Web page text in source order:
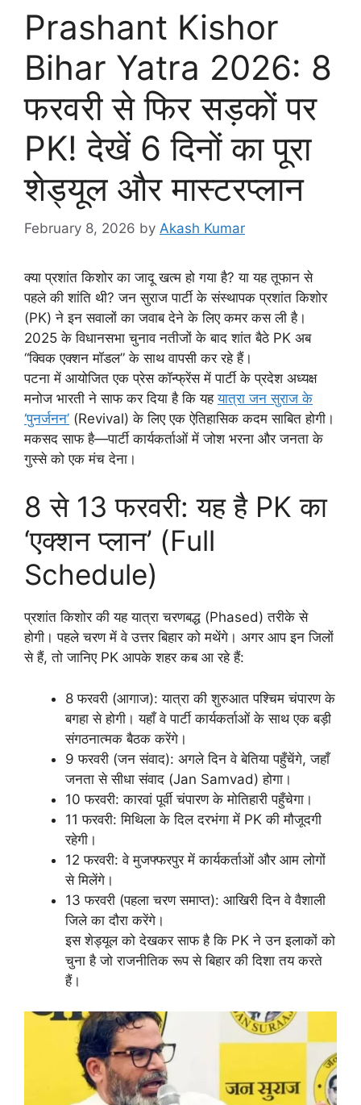
Prashant Kishor
Bihar Yatra 2026: 8
फरवरी से फिर सड़कों पर
PK! देखें 6 दिनों का पूरा
शेड्यूल और मास्टरप्लान
February 8, 2026 by Akash Kumar
क्या प्रशांत किशोर का जादू खत्म हो गया है? या यह तूफान से
पहले की शांति थी? जन सुराज पार्टी के संस्थापक प्रशांत किशोर
(PK) ने इन सवालों का जवाब देने के लिए कमर कस ली है।
2025 के विधानसभा चुनाव नतीजों के बाद शांत बैठे PK अब
“क्विक एक्शन मॉडल” के साथ वापसी कर रहे हैं।
पटना में आयोजित एक प्रेस कॉन्फ्रेंस में पार्टी के प्रदेश अध्यक्ष
मनोज भारती ने साफ कर दिया है कि यहयात्रा जन सुराज के
‘पुनर्जनन’ (Revival) के लिए एक ऐतिहासिक कदम साबित होगी।
मकसद साफ है—पार्टी कार्यकर्ताओं में जोश भरना और जनता के
गुस्से को एक मंच देना।
8 से 13 फरवरी: यह है PK का
‘एक्शन प्लान’ (Full
Schedule)
प्रशांत किशोर की यह यात्रा चरणबद्ध (Phased) तरीके से
होगी। पहले चरण में वे उत्तर बिहार को मथेंगे। अगर आप इन जिलों
से हैं, तो जानिए PK आपके शहर कब आ रहे हैं:
8 फरवरी (आगाज): यात्रा की शुरुआत पश्चिम चंपारण के
बगहा से होगी। यहाँ वे पार्टी कार्यकर्ताओं के साथ एक बड़ी
संगठनात्मक बैठक करेंगे।
9 फरवरी (जन संवाद): अगले दिन वे बेतिया पहुँचेंगे, जहाँ
जनता से सीधा संवाद (Jan Samvad) होगा।
10 फरवरी: कारवां पूर्वी चंपारण के मोतिहारी पहुँचेगा।
11 फरवरी: मिथिला के दिल दरभंगा में PK की मौजूदगी
रहेगी।
12 फरवरी: वे मुजफ्फरपुर में कार्यकर्ताओं और आम लोगों
से मिलेंगे।
13 फरवरी (पहला चरण समाप्त): आखिरी दिन वे वैशाली
जिले का दौरा करेंगे।
इस शेड्यूल को देखकर साफ है कि PK ने उन इलाकों को
चुना है जो राजनीतिक रूप से बिहार की दिशा तय करते
हैं।